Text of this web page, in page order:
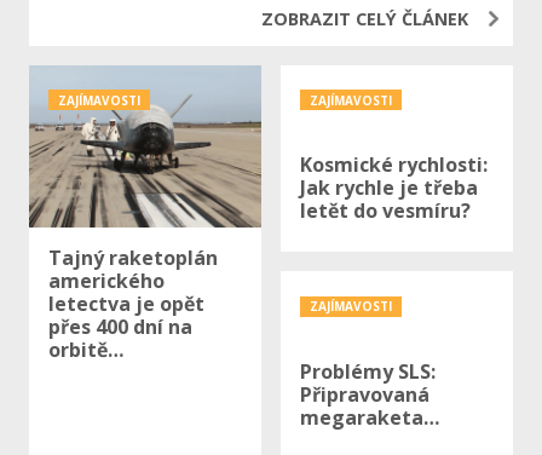
ZOBRAZIT CELÝ ČLÁNEK
ZAJÍMAVOSTI
Tajný raketoplán
amerického
letectva je opět
přes 400 dní na
orbitě…
ZAJÍMAVOSTI
Kosmické rychlosti:
Jak rychle je třeba
letět do vesmíru?
ZAJÍMAVOSTI
Problémy SLS:
Připravovaná
megaraketa…